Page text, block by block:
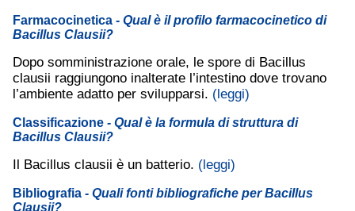
Farmacocinetica - Qual è il profilo farmacocinetico di
Bacillus Clausii?
Dopo somministrazione orale, le spore di Bacillus
clausii raggiungono inalterate l’intestino dove trovano
l’ambiente adatto per svilupparsi. (leggi)
Classificazione - Qual è la formula di struttura di
Bacillus Clausii?
Il Bacillus clausii è un batterio. (leggi)
Bibliografia - Quali fonti bibliografiche per Bacillus
Clausii?